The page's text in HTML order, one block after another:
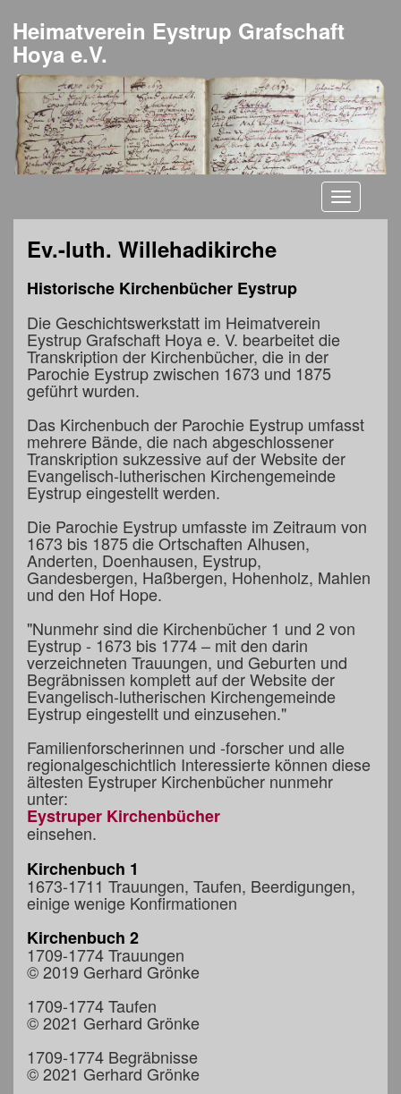
Heimatverein Eystrup Grafschaft
Hoya e.V.
Toggle
Ev.-luth. Willehadikirche
Historische Kirchenbücher Eystrup
Die Geschichtswerkstatt im Heimatverein
Eystrup Grafschaft Hoya e. V. bearbeitet die
Transkription der Kirchenbücher, die in der
Parochie Eystrup zwischen 1673 und 1875
geführt wurden.
Das Kirchenbuch der Parochie Eystrup umfasst
mehrere Bände, die nach abgeschlossener
Transkription sukzessive auf der Website der
Evangelisch-lutherischen Kirchengemeinde
Eystrup eingestellt werden.
Die Parochie Eystrup umfasste im Zeitraum von
1673 bis 1875 die Ortschaften Alhusen,
Anderten, Doenhausen, Eystrup,
Gandesbergen, Haßbergen, Hohenholz, Mahlen
und den Hof Hope.
"Nunmehr sind die Kirchenbücher 1 und 2 von
Eystrup - 1673 bis 1774 – mit den darin
verzeichneten Trauungen, und Geburten und
Begräbnissen komplett auf der Website der
Evangelisch-lutherischen Kirchengemeinde
Eystrup eingestellt und einzusehen."
Familienforscherinnen und -forscher und alle
regionalgeschichtlich Interessierte können diese
ältesten Eystruper Kirchenbücher nunmehr
unter:
Eystruper Kirchenbücher
einsehen.
Kirchenbuch 1
1673-1711 Trauungen, Taufen, Beerdigungen,
einige wenige Konfirmationen
Kirchenbuch 2
1709-1774 Trauungen
© 2019 Gerhard Grönke
1709-1774 Taufen
© 2021 Gerhard Grönke
1709-1774 Begräbnisse
© 2021 Gerhard Grönke